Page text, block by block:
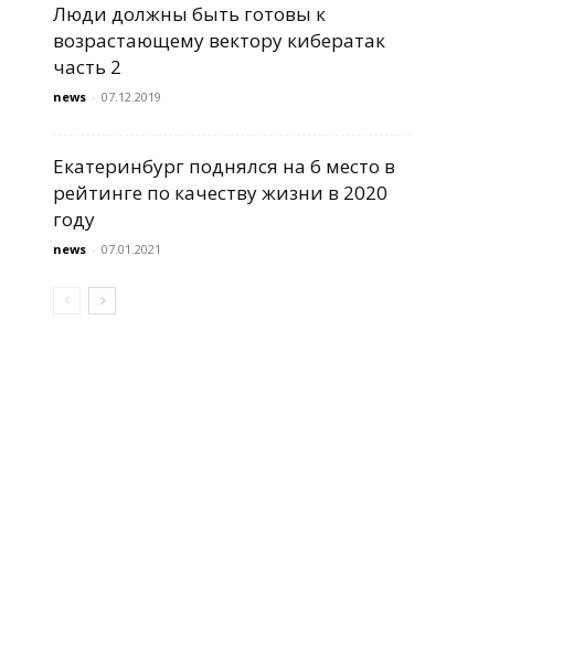
Люди должны быть готовы к
возрастающему вектору кибератак
часть 2
news - 07.12.2019
Екатеринбург поднялся на 6 место в
рейтинге по качеству жизни в 2020
году
news - 07.01.2021